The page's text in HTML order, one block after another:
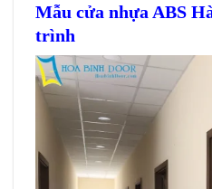
Mẫu cửa nhựa ABS
trình